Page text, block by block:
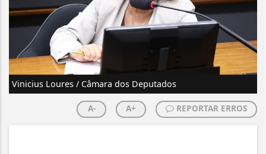
Vinicius Loures / Câmara dos Deputados
A- A+ REPORTAR ERROS